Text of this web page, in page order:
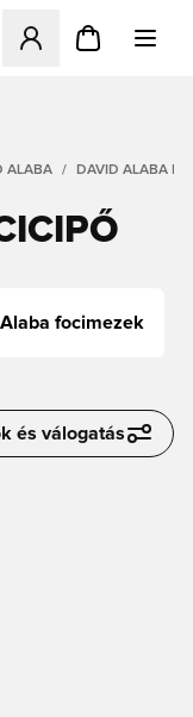
egy modált a
ALABA DAVID ALABA
Alaba focimezek
és válogatás
vagy a tagként